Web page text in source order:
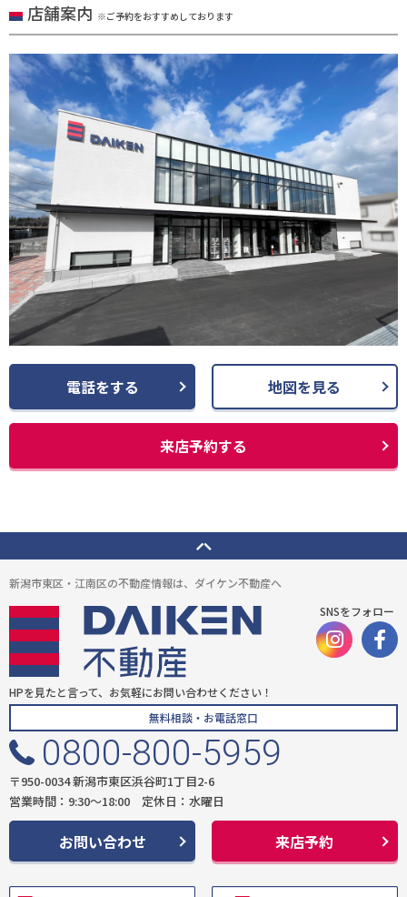
店舗案内 ※ご予約をおすすめしております
電話をする 地図を見る
来店予約する
新潟市東区・江南区の不動産情報は、ダイケン不動産へ
SNSをフォロー
HPを見たと言って、お気軽にお問い合わせください！
無料相談・お電話窓口
0800-800-5959
〒950-0034 新潟市東区浜谷町1丁目2-6
営業時間：9:30〜18:00 定休日：水曜日
お問い合わせ 来店予約